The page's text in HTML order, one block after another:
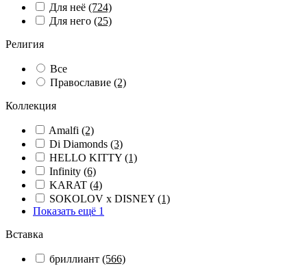
Для неё (724)
Для него (25)
Религия
Все
Православие (2)
Коллекция
Amalfi (2)
Di Diamonds (3)
HELLO KITTY (1)
Infinity (6)
KARAT (4)
SOKOLOV x DISNEY (1)
Показать ещё 1
Вставка
бриллиант (566)